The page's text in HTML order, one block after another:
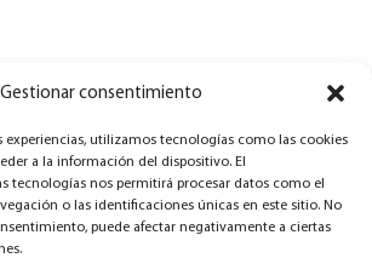
Gestionar consentimiento
experiencias, utilizamos tecnologías como las cookies
a la información del dispositivo. El
tecnologías nos permitirá procesar datos como el
o las identificaciones únicas en este sitio. No
puede afectar negativamente a ciertas